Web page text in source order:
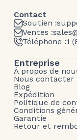
Contact
Soutien :
Ventes :
Téléphone :1
Entreprise
À propos de
Nous contacter
Blog
Expédition
Politique de
Conditions
Garantie
Retour et